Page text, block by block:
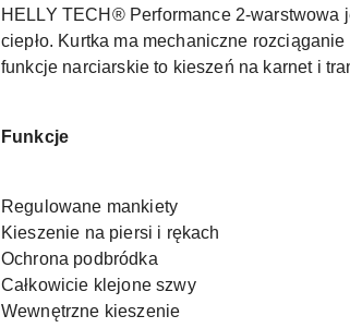
HELLY TECH® Performance 2-
ciepło. Kurtka ma mechaniczne
funkcje narciarskie to kieszeń na karnet i
Funkcje
Regulowane mankiety
Kieszenie na piersi i rękach
Ochrona podbródka
Całkowicie klejone szwy
Wewnętrzne kieszenie